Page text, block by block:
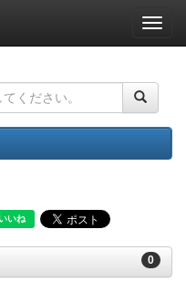
ナ
ビ
ー
ョ
ン
0